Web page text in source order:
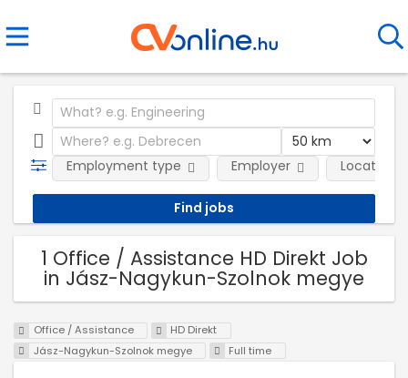
Employment type Employer Location
1 Office / Assistance HD Direkt Job
in Jász-Nagykun-Szolnok megye
Office / Assistance
HD Direkt
Jász-Nagykun-Szolnok megye
Full time